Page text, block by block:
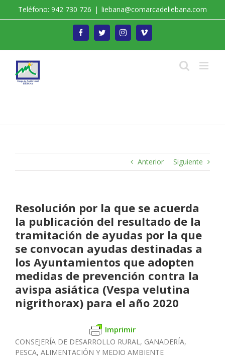
Teléfono: 942 730 726 | liebana@comarcadeliebana.com
FacebookTwitterInstagramVimeo
Anterior Siguiente
Resolución por la que se acuerda
la publicación del resultado de la
tramitación de ayudas por la que
se convocan ayudas destinadas a
los Ayuntamientos que adopten
medidas de prevención contra la
avispa asiática (Vespa velutina
nigrithorax) para el año 2020
Imprimir
CONSEJERÍA DE DESARROLLO RURAL, GANADERÍA,
PESCA, ALIMENTACIÓN Y MEDIO AMBIENTE